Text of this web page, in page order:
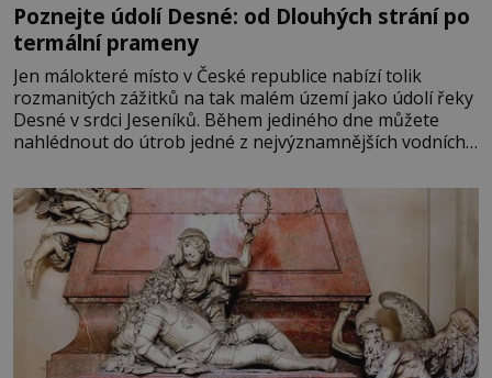
Poznejte údolí Desné: od Dlouhých strání po
termální prameny
Jen málokteré místo v České republice nabízí tolik
rozmanitých zážitků na tak malém území jako údolí řeky
Desné v srdci Jeseníků. Během jediného dne můžete
nahlédnout do útrob jedné z nejvýznamnějších vodních
se na koloběžce a den zakončit poznáváním památek ve
Velkých Losinách nebo v termálním